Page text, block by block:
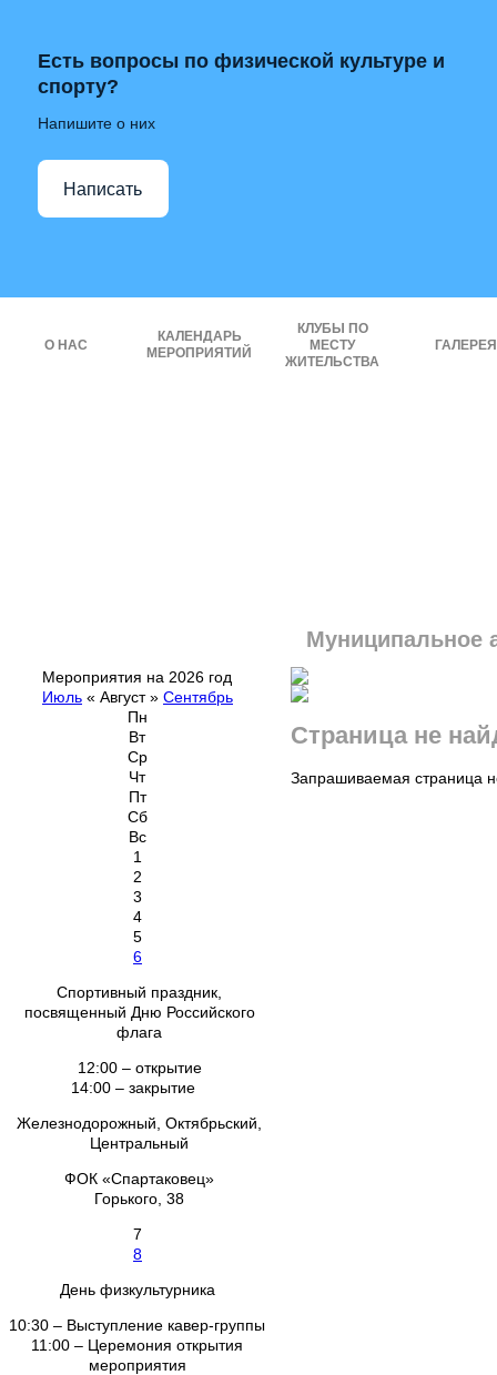
Есть вопросы по физической культуре и
спорту?
Напишите о них
Написать
О НАС
КАЛЕНДАРЬ
МЕРОПРИЯТИЙ
КЛУБЫ ПО
МЕСТУ
ЖИТЕЛЬСТВА
ГАЛЕРЕЯ
Муниципальное
Мероприятия на 2026 год
Июль « Август» Сентябрь
Пн
Вт
Ср
Чт
Пт
Сб
Вс
1
2
3
4
5
6
Спортивный праздник,
посвященный Дню Российского
флага
12:00 – открытие
14:00 – закрытие
Железнодорожный, Октябрьский,
Центральный
ФОК «Спартаковец»
Горького, 38
7
8
День физкультурника
10:30 – Выступление кавер-группы
11:00 – Церемония открытия
мероприятия
Страница не
Запрашиваемая страница